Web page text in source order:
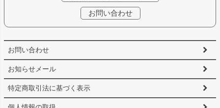
お問い合わせ
お知らせメール
特定商取引法に基づく表示
お問い合わせ